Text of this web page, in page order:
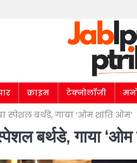
क्राइम टेक्नोलॉजी
बर्थडे, गाया ‘ओम शांति ओम’
बर्थडे, गाया ‘ओम